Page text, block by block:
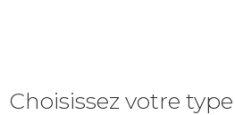
Choisissez votre